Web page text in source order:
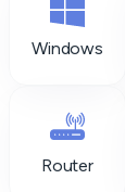
Windows
Router